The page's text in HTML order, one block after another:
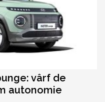
vârf de
autonomie